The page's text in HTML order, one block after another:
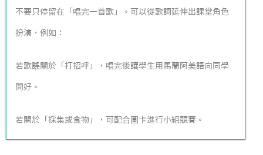
不要只停留在「唱完一首歌」。可以從歌詞延伸出課堂角色
扮演，例如：
若歌謠關於「打招呼」，唱完後讓學生用馬蘭阿美語向同學
問好。
若關於「採集或食物」，可配合圖卡進行小組競賽。